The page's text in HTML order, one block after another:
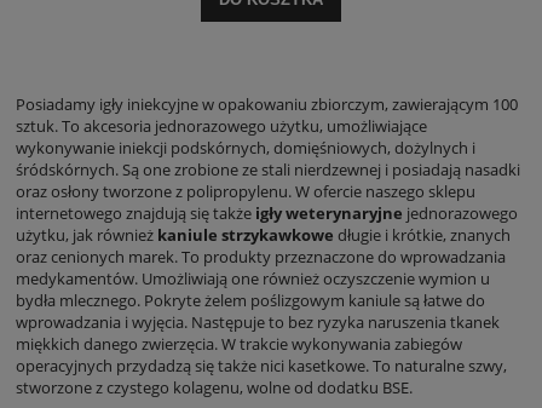
Posiadamy igły iniekcyjne w opakowaniu zbiorczym, zawierającym 100
sztuk. To akcesoria jednorazowego użytku, umożliwiające
wykonywanie iniekcji podskórnych, domięśniowych, dożylnych i
śródskórnych. Są one zrobione ze stali nierdzewnej i posiadają nasadki
oraz osłony tworzone z polipropylenu. W ofercie naszego sklepu
internetowego znajdują się także igły weterynaryjne jednorazowego
użytku, jak również kaniule strzykawkowe długie i krótkie, znanych
oraz cenionych marek. To produkty przeznaczone do wprowadzania
medykamentów. Umożliwiają one również oczyszczenie wymion u
bydła mlecznego. Pokryte żelem poślizgowym kaniule są łatwe do
wprowadzania i wyjęcia. Następuje to bez ryzyka naruszenia tkanek
miękkich danego zwierzęcia. W trakcie wykonywania zabiegów
operacyjnych przydadzą się także nici kasetkowe. To naturalne szwy,
stworzone z czystego kolagenu, wolne od dodatku BSE.